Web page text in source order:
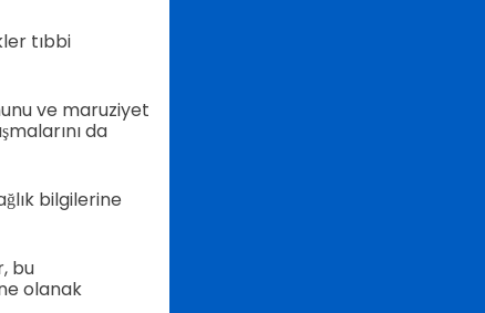
tıbbi
ve maruziyet
da
bilgilerine
bu
olanak